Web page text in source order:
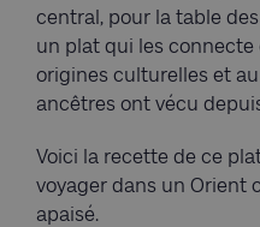
central, pour la table
un plat qui les
origines culturelles et
ancêtres ont vécu
Voici la recette de ce
voyager dans un Orient
apaisé.